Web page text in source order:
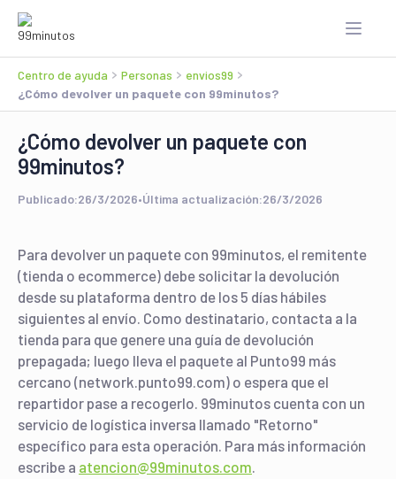
Centro de ayuda Personas
envios99
¿Cómo devolver un paquete con 99minutos?
¿Cómo devolver un paquete con
99minutos?
Publicado:26/3/2026•Última actualización:26/3/2026
Para devolver un paquete con 99minutos, el remitente
(tienda o ecommerce) debe solicitar la devolución
desde su plataforma dentro de los 5 días hábiles
siguientes al envío. Como destinatario, contacta a la
tienda para que genere una guía de devolución
prepagada; luego lleva el paquete al Punto99 más
cercano (network.punto99.com) o espera que el
repartidor pase a recogerlo. 99minutos cuenta con un
servicio de logística inversa llamado "Retorno"
específico para esta operación. Para más información
escribe a atencion@99minutos.com.